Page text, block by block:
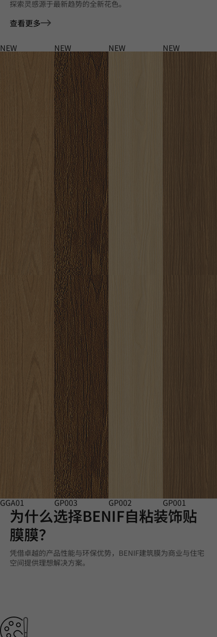
探索灵感源于最新趋势的全新花色。
查看更多
NEW
GGA01
NEW
GP003
NEW
GP002
NEW
GP001
为什么选择BENIF自粘装饰贴
膜膜？
凭借卓越的产品性能与环保优势，BENIF建筑膜为商业与住宅
空间提供理想解决方案。